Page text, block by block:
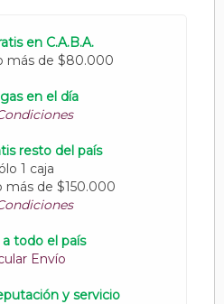
en C.A.B.A.
más de $80.000
en el día
resto del país
1 caja
más de $150.000
a todo el país
Envío
y servicio